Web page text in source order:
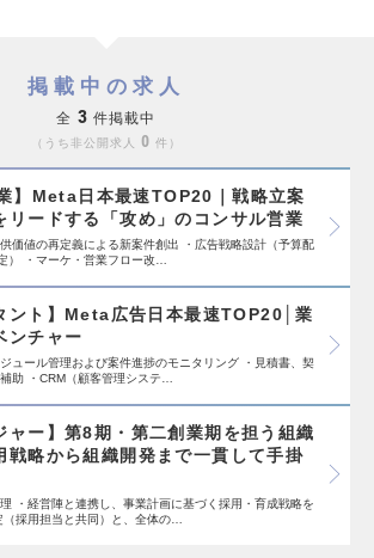
掲載中の求人
全 3 件掲載中
うち非公開求人 0 件
】Meta日本最速TOP20｜戦略立案
リードする「攻め」のコンサル営業
価値の再定義による新案件創出 ・広告戦略設計（予算配
） ・マーケ・営業フロー改…
ント】Meta広告日本最速TOP20│業
ンチャー
ュール管理および案件進捗のモニタリング ・見積書、契
助 ・CRM（顧客管理システ…
ャー】第8期・第二創業期を担う組織
戦略から組織開発まで一貫して手掛
・経営陣と連携し、事業計画に基づく採用・育成戦略を
採用担当と共同）と、全体の…